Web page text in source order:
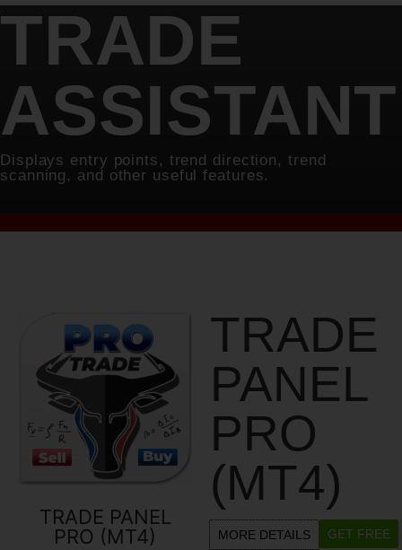
TRADE
ASSISTANT
Displays entry points, trend direction, trend
scanning, and other useful features.
TRADE PANEL
PRO (MT4)
TRADE
PANEL
PRO
(MT4)
MORE DETAILS GET FREE